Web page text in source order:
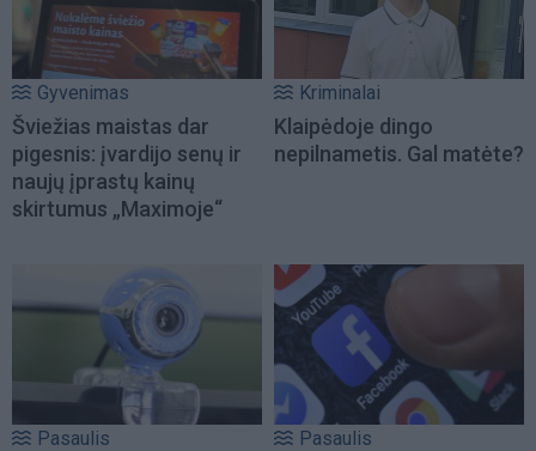
Gyvenimas
Šviežias maistas dar
pigesnis: įvardijo senų ir
naujų įprastų kainų
skirtumus „Maximoje“
Kriminalai
Klaipėdoje dingo
nepilnametis. Gal matėte?
Pasaulis Pasaulis